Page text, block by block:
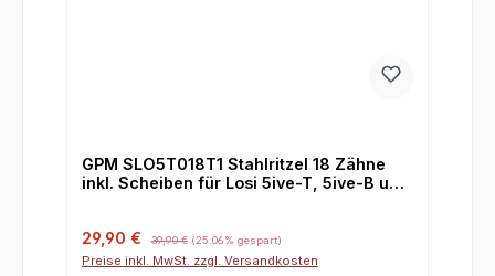
GPM SLO5T018T1 Stahlritzel 18 Zähne
inkl. Scheiben für Losi 5ive-T, 5ive-B und
Verkaufspreis:
29,90 € Regulärer Preis:
39,90 € (25.06% gespart)
Preise inkl. MwSt. zzgl. Versandkosten